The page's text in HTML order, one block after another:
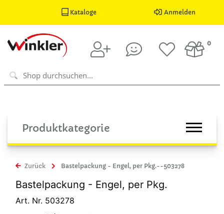
Kataloge Anmelden
0
Produktkategorie
Zurück Bastelpackung - Engel, per Pkg.--503278
Bastelpackung - Engel, per Pkg.
Art. Nr. 503278